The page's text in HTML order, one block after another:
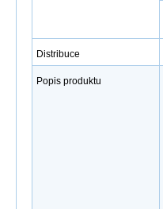
Distribuce
Popis produktu